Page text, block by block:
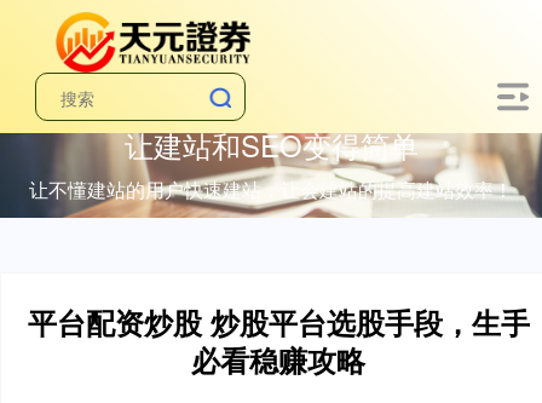
让建站和SEO变得简单
让不懂建站的用户快速建站，让会建站的提高建站效率！
平台配资炒股 炒股平台选股手段，生手
必看稳赚攻略